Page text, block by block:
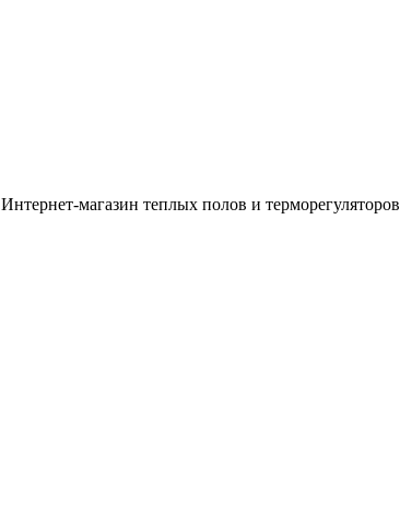
Интернет-магазин теплых полов и терморегуляторов